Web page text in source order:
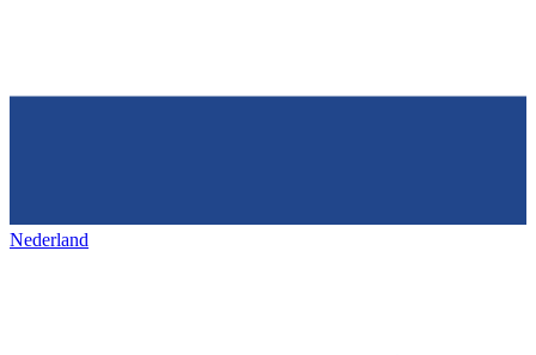
Nederland